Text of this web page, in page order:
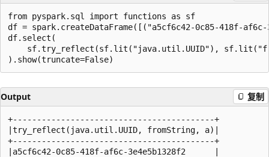
from pyspark.sql import functions as sf
df = spark.createDataFrame([("a5cf6c42-0c85-418f-
df.select(
sf.try_reflect(sf.lit("java.util.UUID"),
Output 复制
+------------------------------------------+
|try_reflect(java.util.UUID, fromString, a)|
+------------------------------------------+
|a5cf6c42-0c85-418f-af6c-3e4e5b1328f2      |